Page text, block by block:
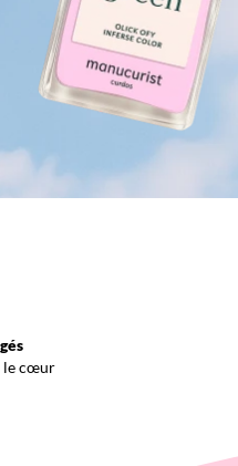
le cœur